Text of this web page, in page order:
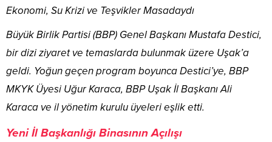
Ekonomi, Su Krizi ve Teşvikler Masadaydı
Büyük Birlik Partisi (BBP) Genel Başkanı Mustafa Destici,
bir dizi ziyaret ve temaslarda bulunmak üzere Uşak’a
geldi. Yoğun geçen program boyunca Destici’ye, BBP
MKYK Üyesi Uğur Karaca, BBP Uşak İl Başkanı Ali
Karaca ve il yönetim kurulu üyeleri eşlik etti.
Yeni İl Başkanlığı Binasının Açılışı